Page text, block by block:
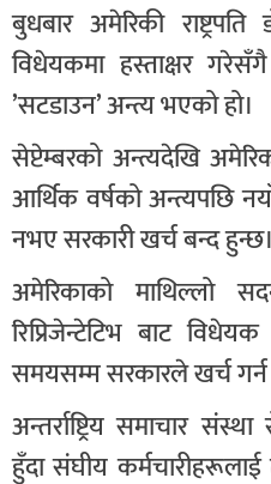
बुधबार अमेरिकी
विधेयकमा हस्ताक्षर
’सटडाउन’ अन्त्य भएको हो।
सेप्टेम्बरको अन्त्यदेखि
आर्थिक वर्षको अन्त्यपछि
नभए सरकारी खर्च बन्द
अमेरिकाको
रिप्रिजेन्टेटिभ बाट
समयसम्म सरकारले खर्च
अन्तर्राष्ट्रिय समाचार
हुँदा संघीय